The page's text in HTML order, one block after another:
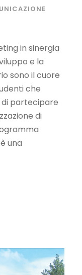
in sinergia
e la
sono il cuore
che
di partecipare
di
una